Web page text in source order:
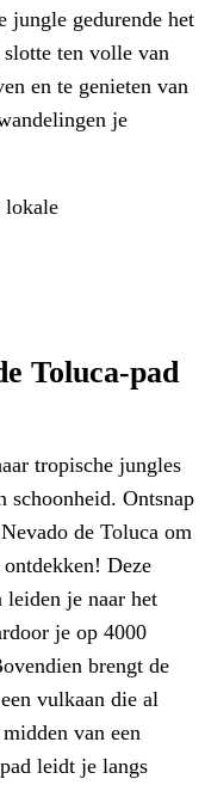
jungle gedurende het
ten volle van
en te genieten van
je
lokale
Toluca-pad
tropische jungles
schoonheid. Ontsnap
de Toluca om
Deze
leiden je naar het
je op 4000
brengt de
vulkaan die al
van een
leidt je langs